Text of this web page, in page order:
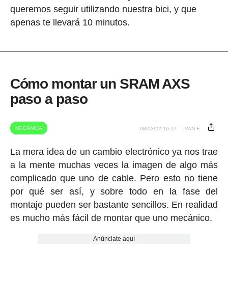
queremos seguir utilizando nuestra bici, y que
apenas te llevará 10 minutos.
Cómo montar un SRAM AXS
paso a paso
MECÁNICA 08/03/22 16:27 IVAN F.
La mera idea de un cambio electrónico ya nos trae
a la mente muchas veces la imagen de algo más
complicado que uno de cable. Pero esto no tiene
por qué ser así, y sobre todo en la fase del
montaje pueden ser bastante sencillos. En realidad
es mucho más fácil de montar que uno mecánico.
Anúnciate aquí